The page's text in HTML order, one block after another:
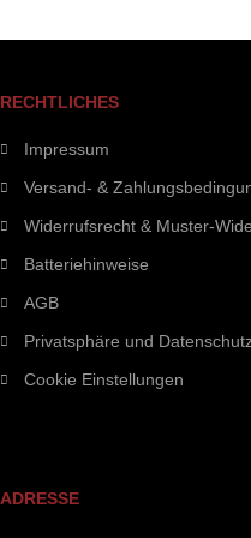
RECHTLICHES
Impressum
Versand- &
Widerrufsrecht & Muster-
Batteriehinweise
AGB
Privatsphäre und Datenschutz
Cookie Einstellungen
ADRESSE